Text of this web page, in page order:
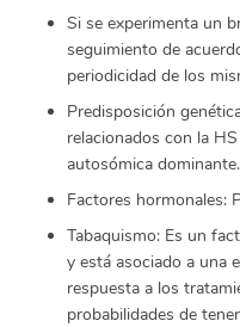
Si se experimenta un
seguimiento de
periodicidad de los
Predisposición
relacionados con la
autosómica dominante.
Factores hormonales:
Tabaquismo: Es un
y está asociado a una
respuesta a los
probabilidades de